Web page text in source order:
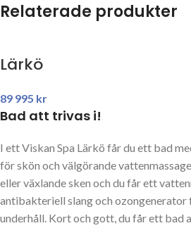
Relaterade produkter
Lärkö
89 995 kr
Bad att trivas i!
I ett Viskan Spa Lärkö får du ett bad
för skön och välgörande
eller växlande sken och du får ett
antibakteriell slang och ozongenerator
underhåll. Kort och gott, du får ett bad